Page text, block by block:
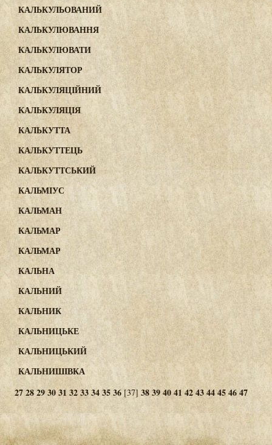
КАЛЬКУЛЬОВАНИЙ
КАЛЬКУЛЮВАННЯ
КАЛЬКУЛЮВАТИ
КАЛЬКУЛЯТОР
КАЛЬКУЛЯЦІЙНИЙ
КАЛЬКУЛЯЦІЯ
КАЛЬКУТТА
КАЛЬКУТТЕЦЬ
КАЛЬКУТТСЬКИЙ
КАЛЬМІУС
КАЛЬМАН
КАЛЬМАР
КАЛЬМАР
КАЛЬНА
КАЛЬНИЙ
КАЛЬНИК
КАЛЬНИЦЬКЕ
КАЛЬНИЦЬКИЙ
КАЛЬНИШІВКА
27282930313233343536 [37] 38394041 424344454647